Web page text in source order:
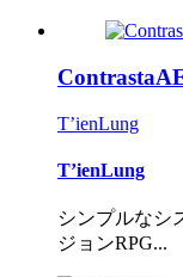
T’ienLung
T’ienLung
シンプルなシ
ジョンRPG...